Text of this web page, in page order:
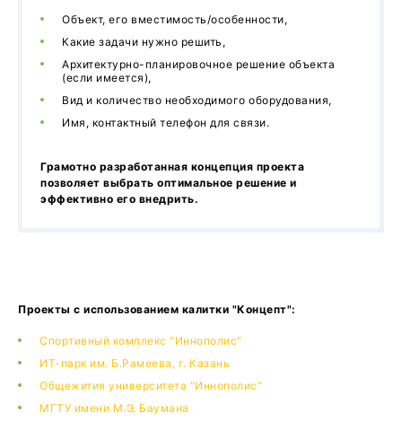
Объект, его вместимость/особенности,
Какие задачи нужно решить,
Архитектурно-планировочное решение объекта
(если имеется),
Вид и количество необходимого оборудования,
Имя, контактный телефон для связи.
Грамотно разработанная концепция проекта
позволяет выбрать оптимальное решение и
эффективно его внедрить.
Проекты с использованием калитки "Концепт":
Спортивный комплекс "Иннополис"
ИТ-парк им. Б.Рамеева, г. Казань
Общежития университета "Иннополис"
МГТУ имени М.Э. Баумана